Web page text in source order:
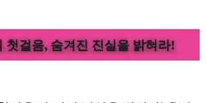
첫걸음, 숨겨진 진실을 밝혀라!